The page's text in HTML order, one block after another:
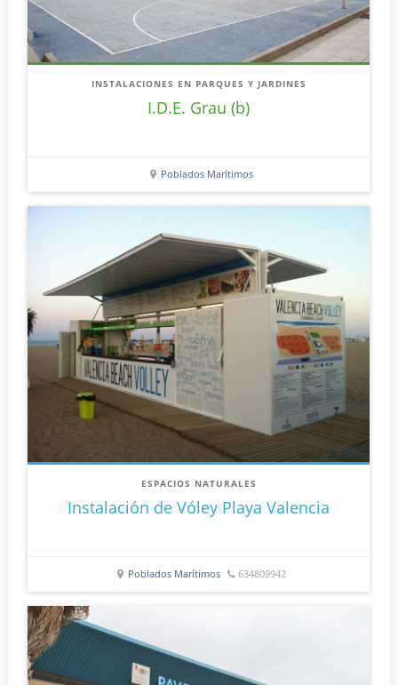
INSTALACIONES EN PARQUES Y JARDINES
I.D.E. Grau (b)
Poblados Marítimos
ESPACIOS NATURALES
Instalación de Vóley Playa Valencia
Poblados Marítimos 634809942